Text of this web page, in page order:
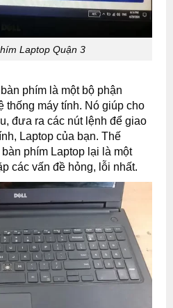
Laptop Quận 3
phím là một bộ phận
thống máy tính. Nó giúp cho
đưa ra các nút lệnh để giao
Laptop của bạn. Thế
phím Laptop lại là một
các vấn đề hỏng, lỗi nhất.